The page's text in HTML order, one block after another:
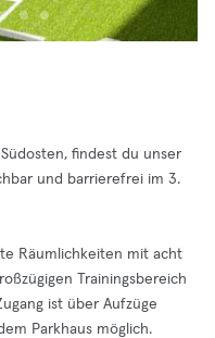
findest du unser
und barrierefrei im 3.
Räumlichkeiten mit acht
Trainingsbereich
ist über Aufzüge
Parkhaus möglich.